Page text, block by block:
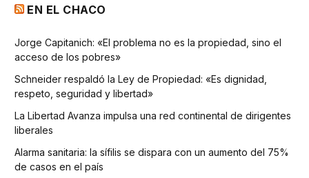
EN EL CHACO
Jorge Capitanich: «El problema no es la propiedad, sino el
acceso de los pobres»
Schneider respaldó la Ley de Propiedad: «Es dignidad,
respeto, seguridad y libertad»
La Libertad Avanza impulsa una red continental de dirigentes
liberales
Alarma sanitaria: la sífilis se dispara con un aumento del 75%
de casos en el país